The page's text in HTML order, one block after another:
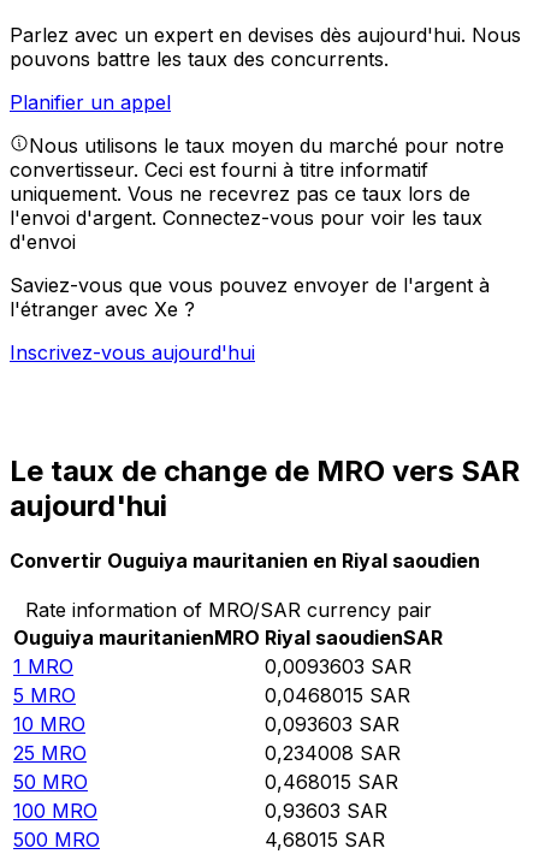
Parlez avec un expert en devises dès aujourd'hui. Nous
pouvons battre les taux des concurrents.
Planifier un appel
Nous utilisons le taux moyen du marché pour notre
convertisseur. Ceci est fourni à titre informatif
uniquement. Vous ne recevrez pas ce taux lors de
l'envoi d'argent. Connectez-vous pour voir les taux
d'envoi
Saviez-vous que vous pouvez envoyer de l'argent à
l'étranger avec Xe ?
Inscrivez-vous aujourd'hui
Le taux de change de MRO vers SAR
aujourd'hui
Convertir Ouguiya mauritanien en Riyal saoudien
Rate information of MRO/SAR currency pair
Ouguiya mauritanienMRO Riyal saoudienSAR
1 MRO 0,0093603 SAR
5 MRO 0,0468015 SAR
10 MRO 0,093603 SAR
25 MRO 0,234008 SAR
50 MRO 0,468015 SAR
100 MRO 0,93603 SAR
500 MRO 4,68015 SAR